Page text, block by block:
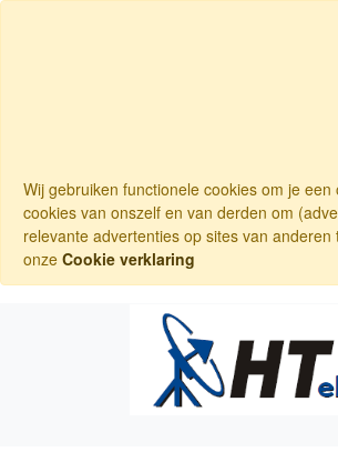
Wij gebruiken functionele cookies om je
cookies van onszelf en van derden om
relevante advertenties op sites van
onze Cookie verklaring